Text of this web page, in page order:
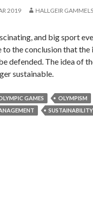
2019 HALLGEIR
and big sport
to the conclusion that
defended. The idea of
sustainable.
GAMES OLYMPISM
SUSTAINABILITY